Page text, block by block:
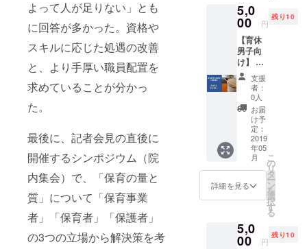
よって人が足りない」とも
に回答が多かった。資格や
スキルに応じた処遇の改善
と、より手厚い職員配置を
求めていることが分かっ
た。
最後に、記者会見の直後に
開催するシンポジウム（院
内集会）で、「保育の量と
質」について「保育事業
者」「保育者」「保護者」
の3つの立場から解決策を考
は、支
援者様
にてご
負担い
ただき
ますよ
うお願
い申し
上げま
す。
いただ
くきっ
かけに
なれば
と企画
しまし
た。夫
婦では
じめる
子育て
の第一
歩とし
て、ぜ
ひご参
加くだ
さい！
※会場ま
での交
通費に
は、支
援者様
に開講
いただ
けるこ
とにな
りまし
た。そ
の日を
迎える
までな
かなか
イメー
ジでき
ないお
産や育
児を、
パパ
に！そ
して夫
婦で！
いただ
くきっ
かけに
加OKで
す！ ※
での交
通費お
よびお
茶代に
ついて
は、支
援者様
にてご
負担い
ただき
ますよ
うお願
い申し
上げま
さんと
共に、
保活と
は何
か？か
ら保活
のノウ
ハウ、
首都圏
の保活
の現状
ににつ
いて語
り合
い、情
報を共
有する
加OKで
す！ ※
5,0
00 円
残り10
【育休
男子向
け】 育
休男子
のお茶
会 6月
8日
（土）
10時
~12時＠
渋谷 10
名限定
／育休
中また
は育休
と思っ
ている
支援
者：
0人
お届
け予
定：
2019
年05
月
詳細を見る
こ
の
リ
タ
ー
ン
を
選
択
す
る
5,0
00 円
残り10